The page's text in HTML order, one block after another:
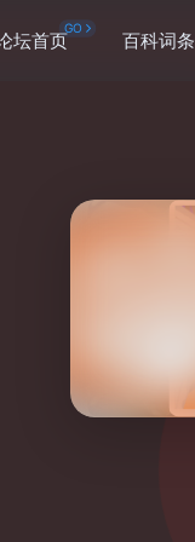
坛首页GO 百科词条